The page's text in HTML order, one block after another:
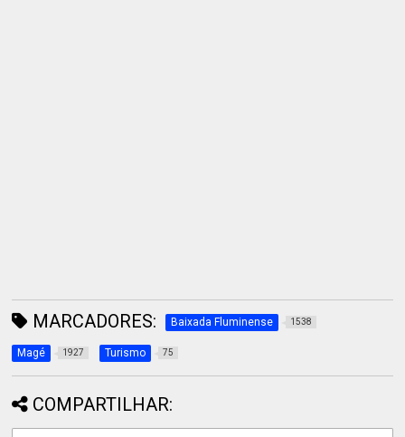
MARCADORES: Baixada Fluminense 1538
Magé 1927 Turismo 75
COMPARTILHAR: